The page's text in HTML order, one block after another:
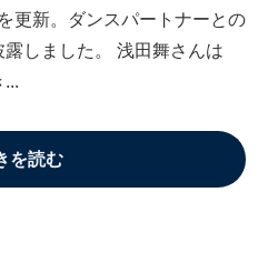
更新。ダンスパートナーとの
しました。 浅田舞さんは
を読む